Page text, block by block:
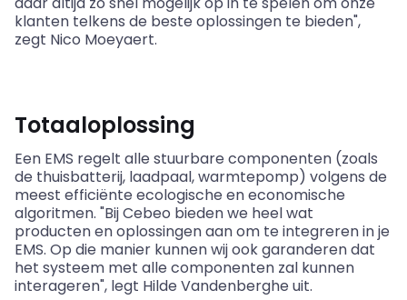
klanten telkens de beste oplossingen te bieden",
zegt Nico Moeyaert.
Totaaloplossing
Een EMS regelt alle stuurbare componenten (zoals
de thuisbatterij, laadpaal, warmtepomp) volgens de
meest efficiënte ecologische en economische
algoritmen. "Bij Cebeo bieden we heel wat
producten en oplossingen aan om te integreren in je
EMS. Op die manier kunnen wij ook garanderen dat
het systeem met alle componenten zal kunnen
interageren", legt Hilde Vandenberghe uit.